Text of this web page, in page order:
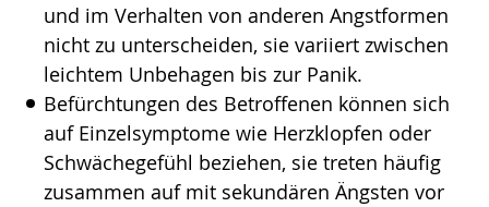
und im Verhalten von anderen Angstformen
nicht zu unterscheiden, sie variiert zwischen
leichtem Unbehagen bis zur Panik.
Befürchtungen des Betroffenen können sich
auf Einzelsymptome wie Herzklopfen oder
Schwächegefühl beziehen, sie treten häufig
zusammen auf mit sekundären Ängsten vor